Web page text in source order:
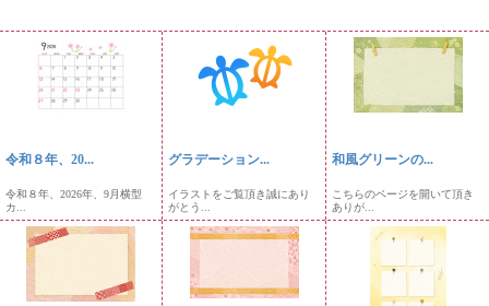
令和８年、20...
令和８年、2026年、9月横型
カ...
グラデーション...
イラストをご覧頂き誠にあり
がとう...
和風グリーンの...
こちらのページを開いて頂き
ありが...